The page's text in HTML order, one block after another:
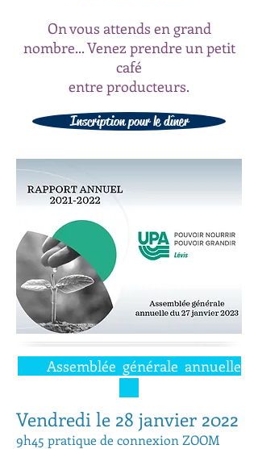
On vous attends en grand
nombre... Venez prendre un petit
café
entre producteurs.
Inscription pour le dîner
Assemblée générale annuelle
Vendredi le 28 janvier 2022
9h45 pratique de connexion ZOOM